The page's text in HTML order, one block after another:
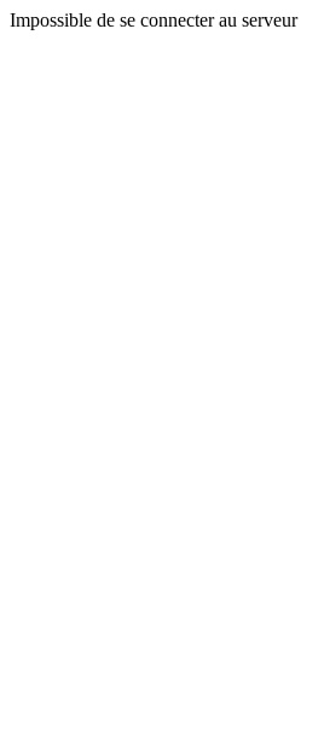
Impossible de se connecter au serveur